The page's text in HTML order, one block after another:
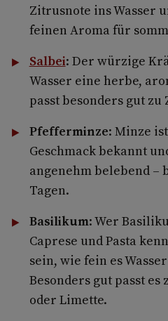
Zitrusnote ins Wasser
feinen Aroma für
Salbei: Der würzige
Wasser eine herbe,
passt besonders gut
Pfefferminze: Minze
Geschmack bekannt
angenehm belebend –
Tagen.
Basilikum: Wer
Caprese und Pasta
sein, wie fein es
Besonders gut passt
oder Limette.